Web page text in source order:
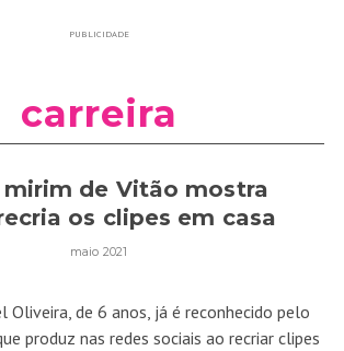
PUBLICIDADE
carreira
mirim de Vitão mostra
os clipes em casa
maio 2021
Oliveira, de 6 anos, já é reconhecido pelo
produz nas redes sociais ao recriar clipes